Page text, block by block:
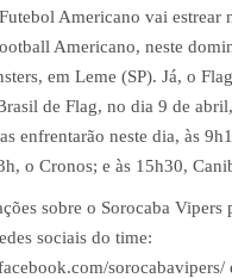
Americano vai estrear
Americano, neste
em Leme (SP). Já, o
de Flag, no dia 9 de
enfrentarão neste dia, às
o Cronos; e às 15h30,
sobre o Sorocaba Vipers
sociais do time:
sorocabavipers/